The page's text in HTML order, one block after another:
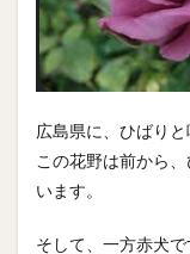
広島県に、ひばりと
この花野は前から
います。
そして、一方赤犬